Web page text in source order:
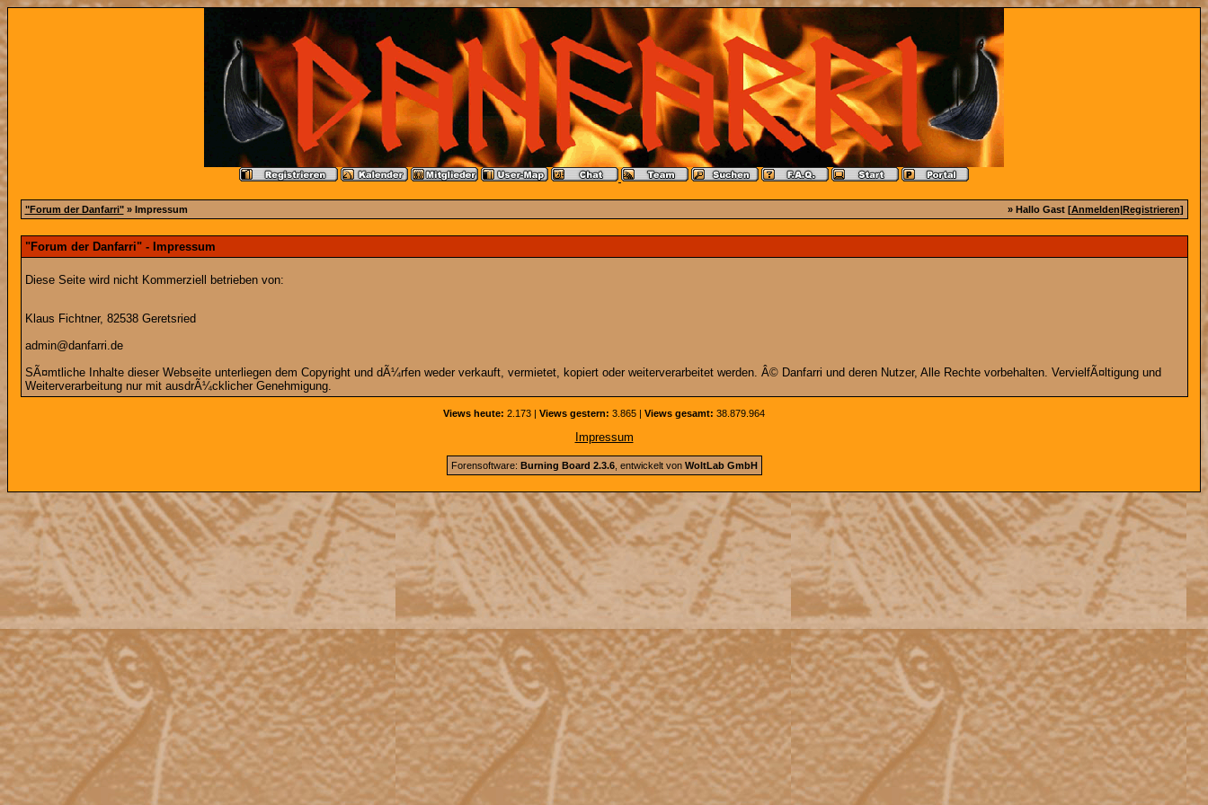
"Forum der Danfarri"» Impressum » Hallo Gast [Anmelden|Registrieren]
"Forum der Danfarri" - Impressum
Diese Seite wird nicht Kommerziell betrieben von:
Klaus Fichtner, 82538 Geretsried
admin@danfarri.de
SÃ¤mtliche Inhalte dieser Webseite unterliegen dem Copyright und dÃ¼rfen weder verkauft, vermietet, kopiert oder weiterverarbeitet werden. Â© Danfarri und deren Nutzer, Alle Rechte vorbehalten. VervielfÃ¤ltigung und
Weiterverarbeitung nur mit ausdrÃ¼cklicher Genehmigung.
Views heute: 2.173 | Views gestern: 3.865 | Views gesamt: 38.879.964
Impressum
Forensoftware: Burning Board 2.3.6, entwickelt von WoltLab GmbH